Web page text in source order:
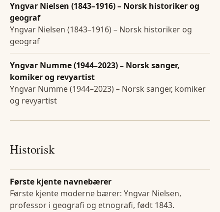
Yngvar Nielsen (1843–1916) – Norsk historiker og
geograf
Yngvar Nielsen (1843–1916) – Norsk historiker og
geograf
Yngvar Numme (1944–2023) – Norsk sanger,
komiker og revyartist
Yngvar Numme (1944–2023) – Norsk sanger, komiker
og revyartist
Historisk
Første kjente navnebærer
Første kjente moderne bærer: Yngvar Nielsen,
professor i geografi og etnografi, født 1843.